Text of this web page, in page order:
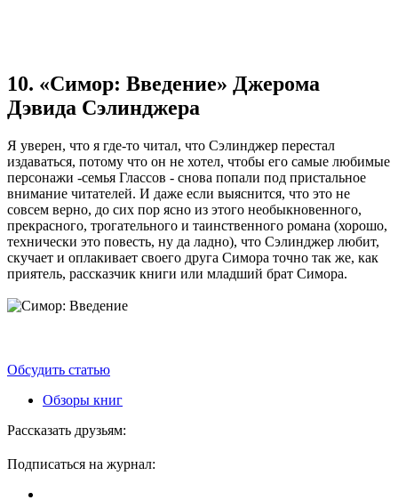
10. «Симор: Введение» Джерома
Дэвида Сэлинджера
Я уверен, что я где-то читал, что Сэлинджер перестал
издаваться, потому что он не хотел, чтобы его самые любимые
персонажи -семья Глассов - снова попали под пристальное
внимание читателей. И даже если выяснится, что это не
совсем верно, до сих пор ясно из этого необыкновенного,
прекрасного, трогательного и таинственного романа (хорошо,
технически это повесть, ну да ладно), что Сэлинджер любит,
скучает и оплакивает своего друга Симора точно так же, как
приятель, рассказчик книги или младший брат Симора.
Обсудить статью
Обзоры книг
Рассказать друзьям:
Подписаться на журнал: